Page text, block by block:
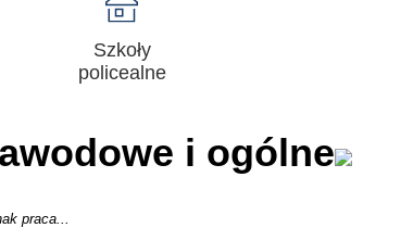
Szkoły
policealne
i ogólne
praca...